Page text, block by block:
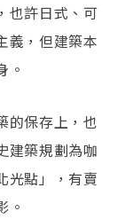
也許日式、可
義，但建築本
。
的保存上，也
建築規劃為咖
光點」，有賣
。